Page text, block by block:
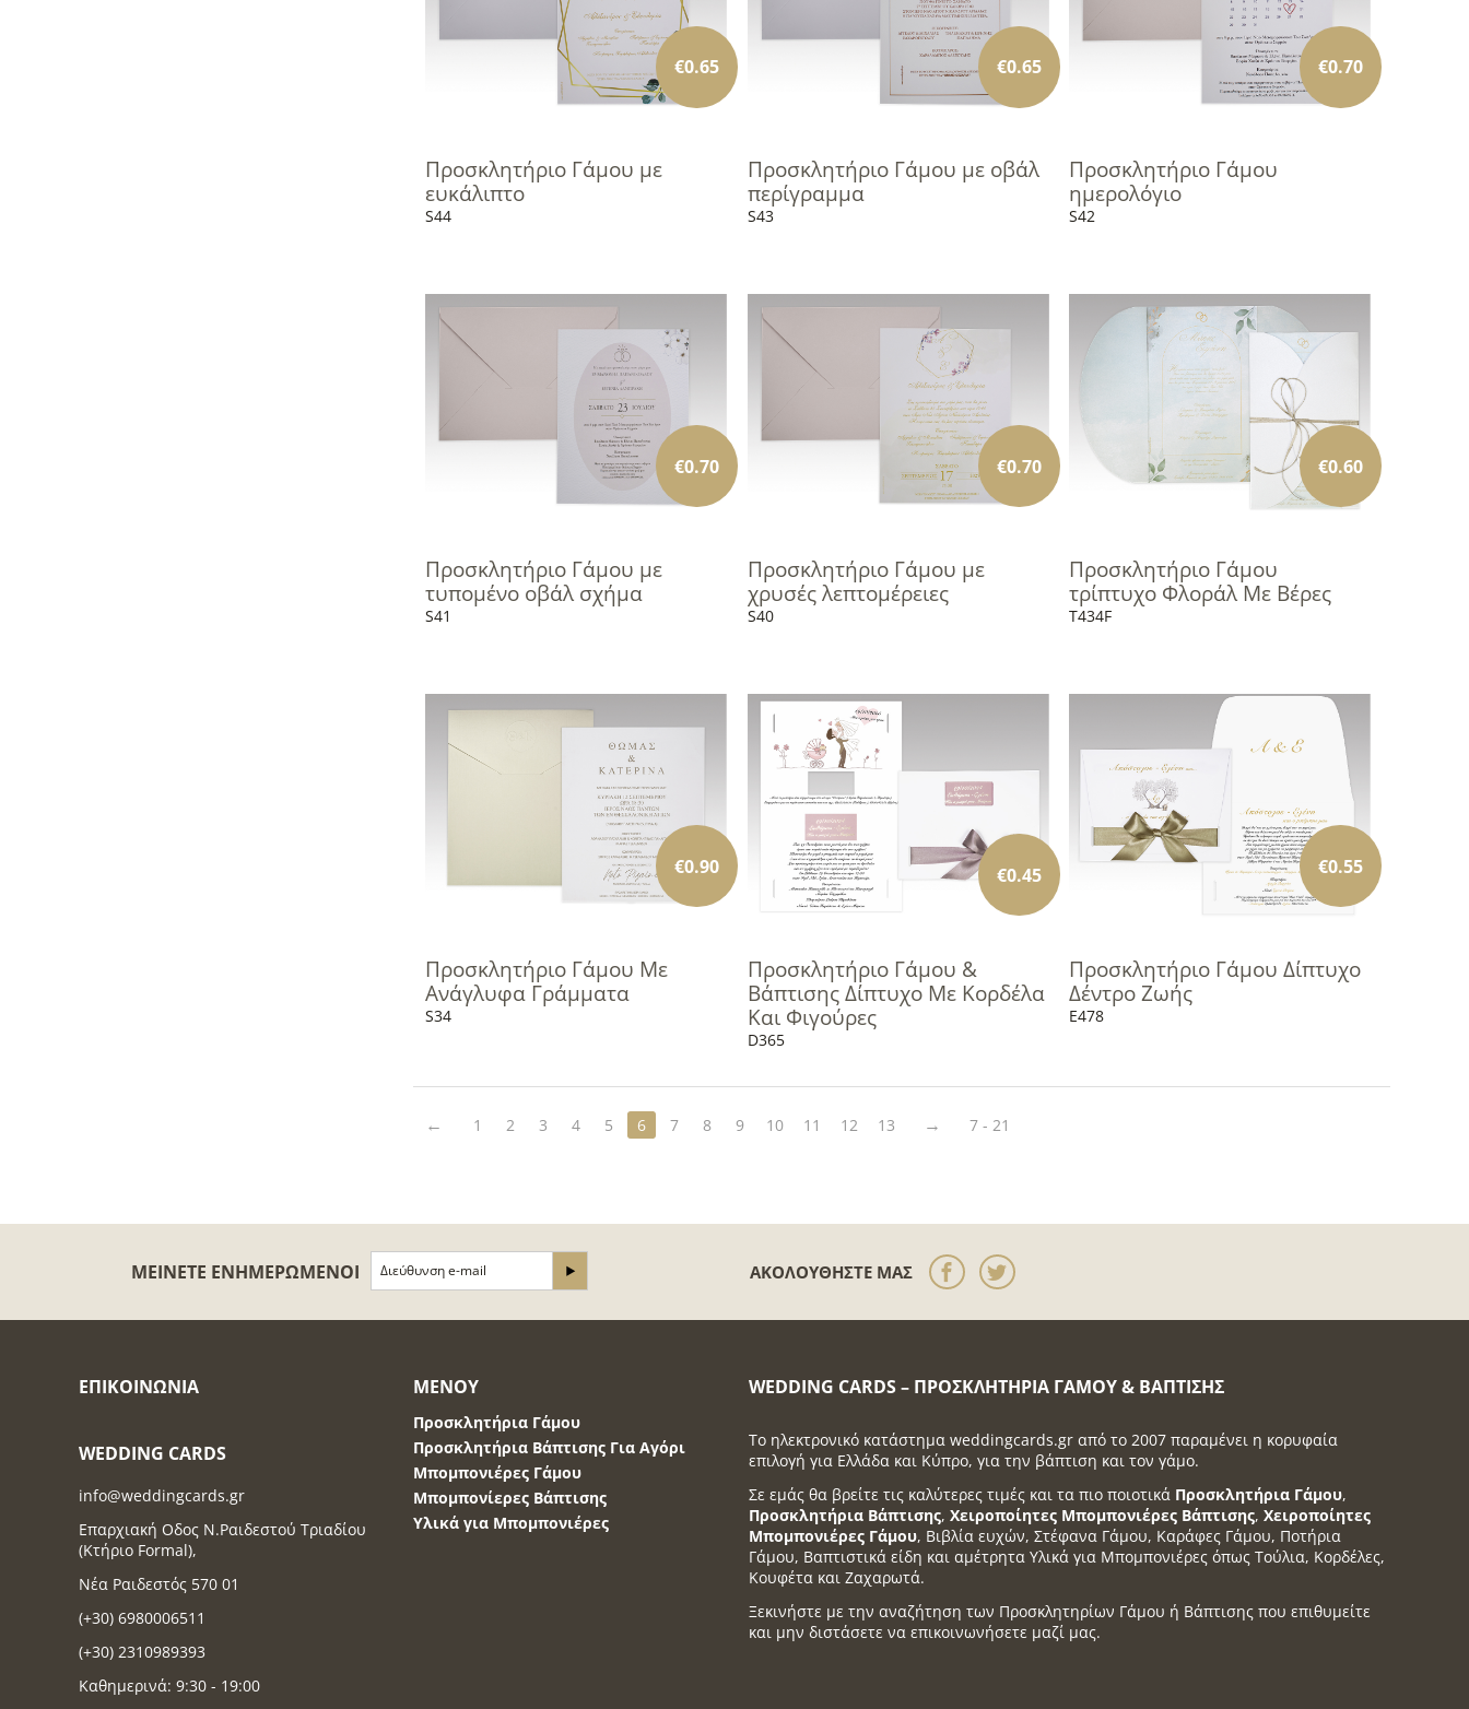
Προσκλητήριο Γάμου με
ευκάλιπτο
S44
€0.65
Προσκλητήριο Γάμου με οβάλ
περίγραμμα
S43
€0.65
Προσκλητήριο Γάμου
ημερολόγιο
S42
€0.70
Προσκλητήριο Γάμου με
τυπομένο οβάλ σχήμα
S41
€0.70
Προσκλητήριο Γάμου με
χρυσές λεπτομέρειες
S40
€0.70
Προσκλητήριο Γάμου
τρίπτυχο Φλοράλ Με Βέρες
T434F
€0.60
Προσκλητήριο Γάμου Με
Ανάγλυφα Γράμματα
S34
€0.90
Προσκλητήριο Γάμου &
Βάπτισης Δίπτυχο Με Κορδέλα
Και Φιγούρες
D365
€0.45
Προσκλητήριο Γάμου Δίπτυχο
Δέντρο Ζωής
E478
€0.55
1 2 3 4 5 6 7 8 9 10 11 12 13 7 - 21
ΜΕΊΝΕΤΕ ΕΝΗΜΕΡΩΜΈΝΟΙ ΑΚΟΛΟΥΘΉΣΤΕ ΜΑΣ
ΕΠΙΚΟΙΝΩΝΊΑ
WEDDING CARDS
info@weddingcards.gr
Επαρχιακή Οδος Ν.Ραιδεστού Τριαδίου
(Κτήριο Formal),
Νέα Ραιδεστός 570 01
(+30) 6980006511
(+30) 2310989393
Καθημερινά: 9:30 - 19:00
ΜΕΝΟΎ
Προσκλητήρια Γάμου
Προσκλητήρια Βάπτισης Για Αγόρι
Μπομπονιέρες Γάμου
Μπομπονίερες Βάπτισης
Υλικά για Μπομπονιέρες
WEDDING CARDS – ΠΡΟΣΚΛΗΤΉΡΙΑ ΓΆΜΟΥ & ΒΆΠΤΙΣΗΣ
Το ηλεκτρονικό κατάστημα weddingcards.gr από το 2007 παραμένει η κορυφαία
επιλογή για Ελλάδα και Κύπρο, για την βάπτιση και τον γάμο.
Σε εμάς θα βρείτε τις καλύτερες τιμές και τα πιο ποιοτικά Προσκλητήρια Γάμου,
Προσκλητήρια Βάπτισης, Χειροποίητες Μπομπονιέρες Βάπτισης, Χειροποίητες
Μπομπονιέρες Γάμου, Βιβλία ευχών, Στέφανα Γάμου, Καράφες Γάμου, Ποτήρια
Γάμου, Βαπτιστικά είδη και αμέτρητα Υλικά για Μπομπονιέρες όπως Τούλια, Κορδέλες,
Κουφέτα και Ζαχαρωτά.
Ξεκινήστε με την αναζήτηση των Προσκλητηρίων Γάμου ή Βάπτισης που επιθυμείτε
και μην διστάσετε να επικοινωνήσετε μαζί μας.